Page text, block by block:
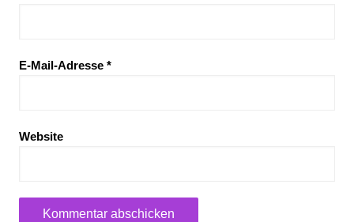
E-Mail-Adresse *
Website